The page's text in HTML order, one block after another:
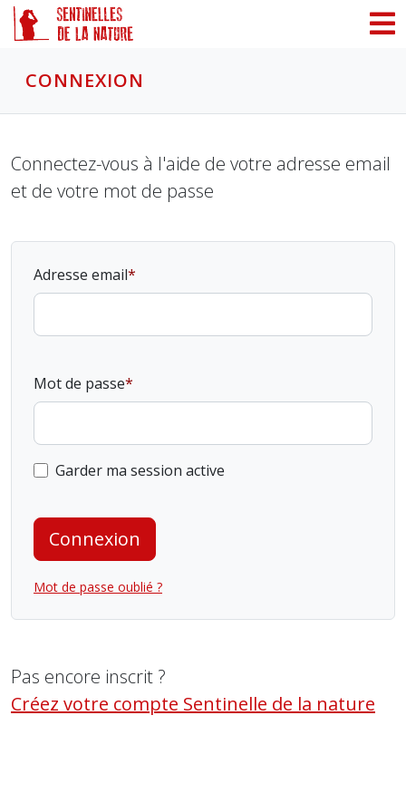
CONNEXION
Connectez-vous à l'aide de votre adresse email
et de votre mot de passe
Adresse email
Mot de passe
Garder ma session active
Connexion
Mot de passe oublié ?
Pas encore inscrit ?
Créez votre compte Sentinelle de la nature
Panneau de gestion des cookies